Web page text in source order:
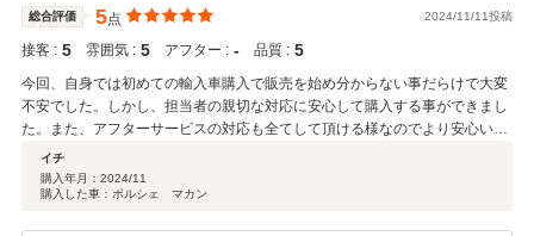
頂きたいと存じますので どうぞ引き続きよろしくお願いいたします。
総合評価 5点 2024/11/11投稿
接客 : 5 雰囲気 : 5 アフター : ‐ 品質 : 5
今回、自身では初めての輸入車購入で販売を始め分からない事だらけで大変
不安でした。しかし、担当者の親切な対応に安心して購入する事ができまし
た。また、アフターサービスの対応も全てして頂ける様なのでより安心いて
車に乗る事が出来ます。
イチ
購入年月： 2024/11
購入した車：ポルシェ マカン